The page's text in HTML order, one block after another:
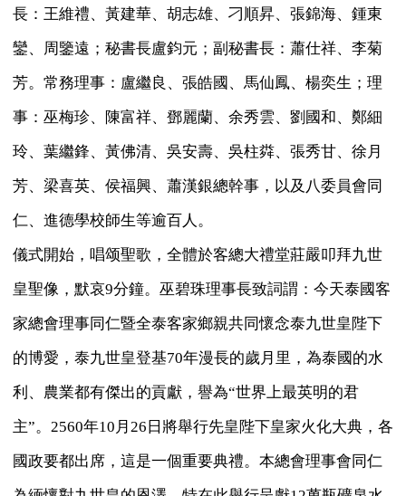
長：王維禮、黃建華、胡志雄、刁順昇、張錦海、鍾東
鑾、周鑒遠；秘書長盧鈞元；副秘書長：蕭仕祥、李菊
芳。常務理事：盧繼良、張皓國、馬仙鳳、楊奕生；理
事：巫梅珍、陳富祥、鄧麗蘭、余秀雲、劉國和、鄭細
玲、葉繼鋒、黃佛清、吳安壽、吳柱粦、張秀甘、徐月
芳、梁喜英、侯福興、蕭漢銀總幹事，以及八委員會同
仁、進德學校師生等逾百人。
儀式開始，唱颂聖歌，全體於客總大禮堂莊嚴叩拜九世
皇聖像，默哀9分鐘。巫碧珠理事長致詞謂：今天泰國客
家總會理事同仁暨全泰客家鄉親共同懷念泰九世皇陛下
的博愛，泰九世皇登基70年漫長的歲月里，為泰國的水
利、農業都有傑出的貢獻，譽為“世界上最英明的君
主”。2560年10月26日將舉行先皇陛下皇家火化大典，各
國政要都出席，這是一個重要典禮。本總會理事會同仁